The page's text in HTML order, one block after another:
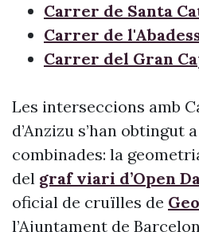
Carrer de Santa
Carrer de
Carrer del Gran
Les interseccions amb
d’Anzizu s’han
combinades: la
del graf viari d’Open
oficial de cruïlles de
l’Ajuntament de